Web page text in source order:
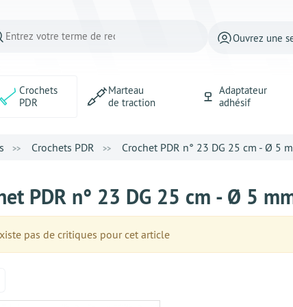
Ouvrez une
Crochets
PDR
Marteau
de traction
Adaptateur
adhésif
Crochets PDR Crochet PDR n° 23 DG 25 cm - Ø 5
PDR n° 23 DG 25 cm - Ø 5
pas de critiques pour cet article